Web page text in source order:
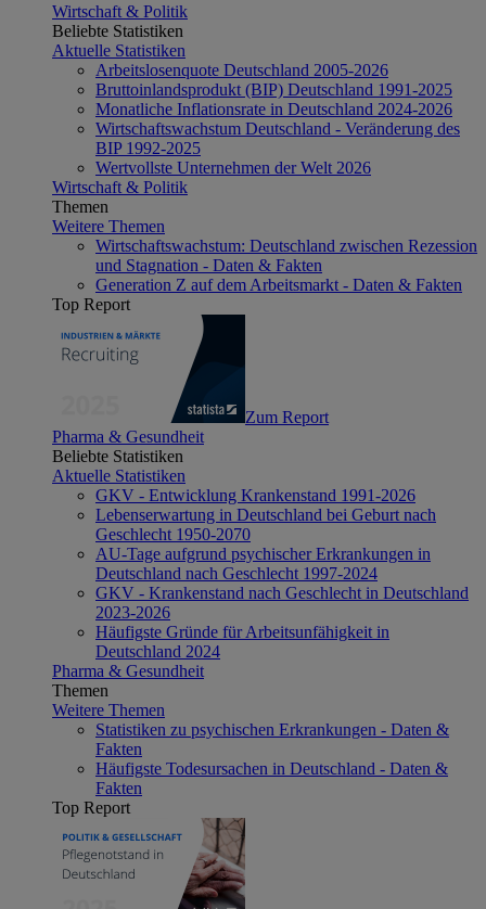
Wirtschaft & Politik
Beliebte Statistiken
Aktuelle Statistiken
Arbeitslosenquote Deutschland 2005-2026
Bruttoinlandsprodukt (BIP) Deutschland 1991-2025
Monatliche Inflationsrate in Deutschland 2024-2026
Wirtschaftswachstum Deutschland - Veränderung des
BIP 1992-2025
Wertvollste Unternehmen der Welt 2026
Wirtschaft & Politik
Themen
Weitere Themen
Wirtschaftswachstum: Deutschland zwischen Rezession
und Stagnation - Daten & Fakten
Generation Z auf dem Arbeitsmarkt - Daten & Fakten
Top Report
Zum Report
Pharma & Gesundheit
Beliebte Statistiken
Aktuelle Statistiken
GKV - Entwicklung Krankenstand 1991-2026
Lebenserwartung in Deutschland bei Geburt nach
Geschlecht 1950-2070
AU-Tage aufgrund psychischer Erkrankungen in
Deutschland nach Geschlecht 1997-2024
GKV - Krankenstand nach Geschlecht in Deutschland
2023-2026
Häufigste Gründe für Arbeitsunfähigkeit in
Deutschland 2024
Pharma & Gesundheit
Themen
Weitere Themen
Statistiken zu psychischen Erkrankungen - Daten &
Fakten
Häufigste Todesursachen in Deutschland - Daten &
Fakten
Top Report